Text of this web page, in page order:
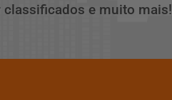
e muito mais!